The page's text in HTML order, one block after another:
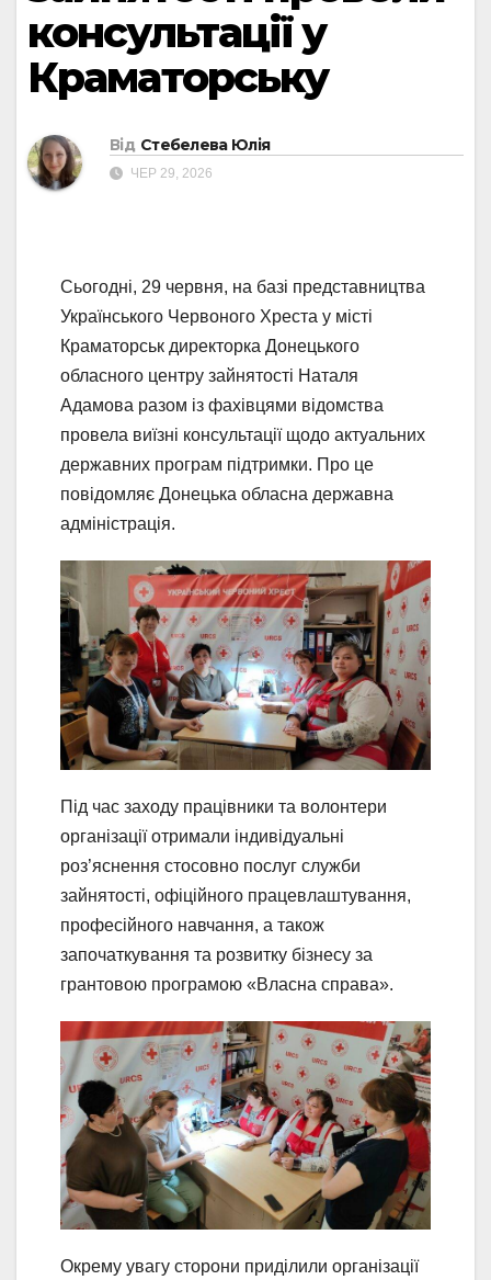
консультації у
Краматорську
Від Стебелева Юлія
ЧЕР 29, 2026
Сьогодні, 29 червня, на базі представництва
Українського Червоного Хреста у місті
Краматорськ директорка Донецького
обласного центру зайнятості Наталя
Адамова разом із фахівцями відомства
провела виїзні консультації щодо актуальних
державних програм підтримки. Про це
повідомляє Донецька обласна державна
адміністрація.
Під час заходу працівники та волонтери
організації отримали індивідуальні
роз’яснення стосовно послуг служби
зайнятості, офіційного працевлаштування,
професійного навчання, а також
започаткування та розвитку бізнесу за
грантовою програмою «Власна справа».
Окрему увагу сторони приділили організації